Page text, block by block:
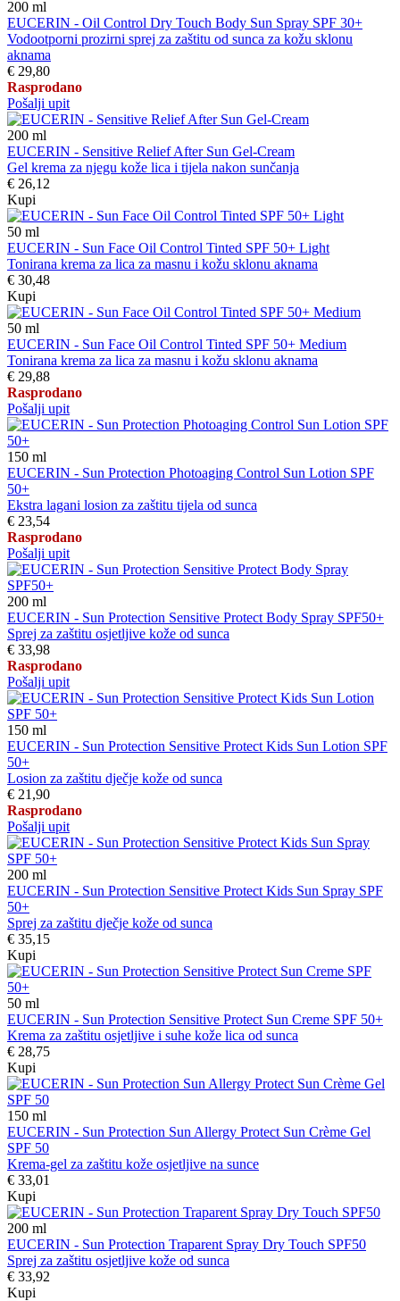
200 ml
EUCERIN - Oil Control Dry Touch Body Sun Spray SPF 30+
Vodootporni prozirni sprej za zaštitu od sunca za kožu sklonu
aknama
€ 29,80
Rasprodano
Pošalji upit
200 ml
EUCERIN - Sensitive Relief After Sun Gel-Cream
Gel krema za njegu kože lica i tijela nakon sunčanja
€ 26,12
Kupi
50 ml
EUCERIN - Sun Face Oil Control Tinted SPF 50+ Light
Tonirana krema za lica za masnu i kožu sklonu aknama
€ 30,48
Kupi
50 ml
EUCERIN - Sun Face Oil Control Tinted SPF 50+ Medium
Tonirana krema za lica za masnu i kožu sklonu aknama
€ 29,88
Rasprodano
Pošalji upit
150 ml
EUCERIN - Sun Protection Photoaging Control Sun Lotion SPF
50+
Ekstra lagani losion za zaštitu tijela od sunca
€ 23,54
Rasprodano
Pošalji upit
200 ml
EUCERIN - Sun Protection Sensitive Protect Body Spray SPF50+
Sprej za zaštitu osjetljive kože od sunca
€ 33,98
Rasprodano
Pošalji upit
150 ml
EUCERIN - Sun Protection Sensitive Protect Kids Sun Lotion SPF
50+
Losion za zaštitu dječje kože od sunca
€ 21,90
Rasprodano
Pošalji upit
200 ml
EUCERIN - Sun Protection Sensitive Protect Kids Sun Spray SPF
50+
Sprej za zaštitu dječje kože od sunca
€ 35,15
Kupi
50 ml
EUCERIN - Sun Protection Sensitive Protect Sun Creme SPF 50+
Krema za zaštitu osjetljive i suhe kože lica od sunca
€ 28,75
Kupi
150 ml
EUCERIN - Sun Protection Sun Allergy Protect Sun Crème Gel
SPF 50
Krema-gel za zaštitu kože osjetljive na sunce
€ 33,01
Kupi
200 ml
EUCERIN - Sun Protection Traparent Spray Dry Touch SPF50
Sprej za zaštitu osjetljive kože od sunca
€ 33,92
Kupi